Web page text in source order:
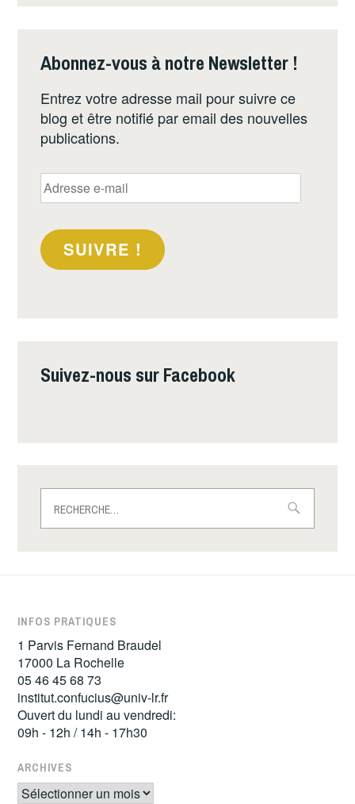
Abonnez-vous à notre Newsletter !
Entrez votre adresse mail pour suivre ce
blog et être notifié par email des nouvelles
publications.
Adresse
e-
SUIVRE !
Suivez-nous sur Facebook
INFOS PRATIQUES
1 Parvis Fernand Braudel
17000 La Rochelle
05 46 45 68 73
institut.confucius@univ-lr.fr
Ouvert du lundi au vendredi:
09h - 12h / 14h - 17h30
ARCHIVES
Archives